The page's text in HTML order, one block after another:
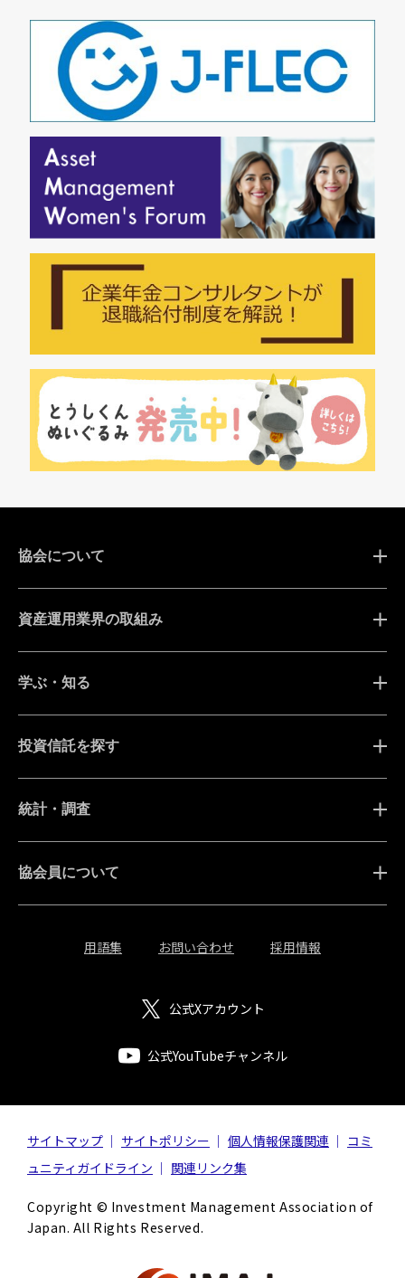
協会について
資産運用業界の取組み
学ぶ・知る
投資信託を探す
統計・調査
協会員について
用語集 お問い合わせ 採用情報
公式Xアカウント
公式YouTubeチャンネル
サイトマップ サイトポリシー 個人情報保護関連
コミ
ュニティガイドライン
関連リンク集
Copyright © Investment Management Association of
Japan. All Rights Reserved.